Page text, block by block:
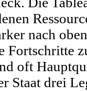
nach
Fortschritte
oft
Staat drei